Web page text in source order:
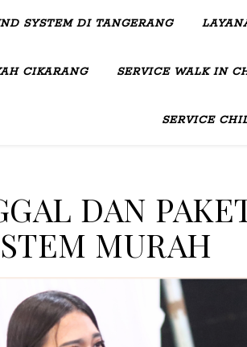
SYSTEM DI TANGERANG
CIKARANG SERVICE WALK IN
SERVICE
DAN
MURAH